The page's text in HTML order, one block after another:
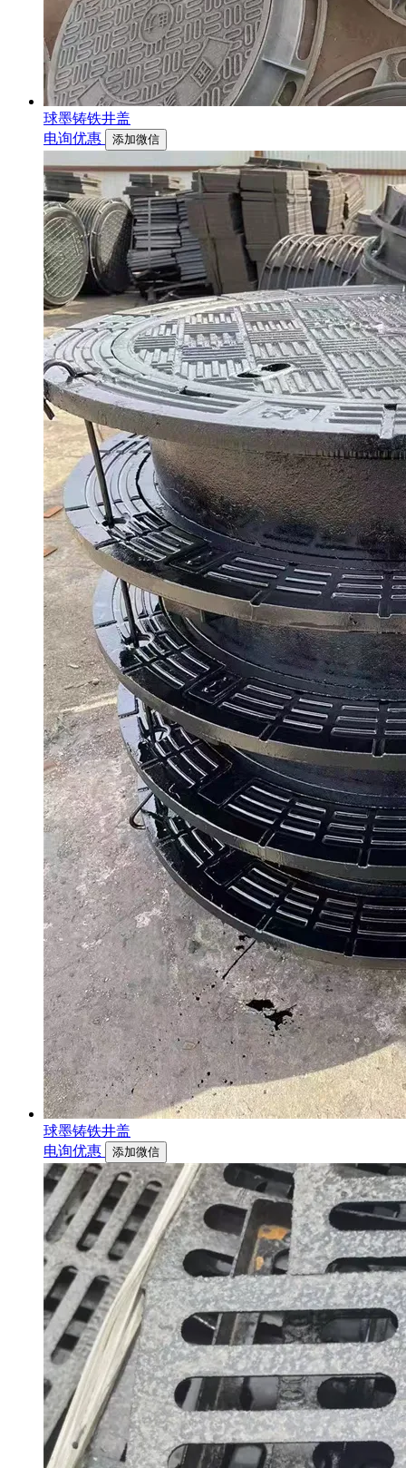
球墨铸铁井盖
电询优惠
添加微信
球墨铸铁井盖
电询优惠
添加微信